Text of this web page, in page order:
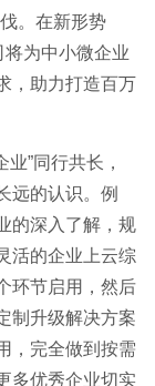
。在新形势
将为中小微企业
，助力打造百万
”同行共长，
远的认识。例
的深入了解，规
活的企业上云综
环节启用，然后
制升级解决方案
，完全做到按需
多优秀企业切实